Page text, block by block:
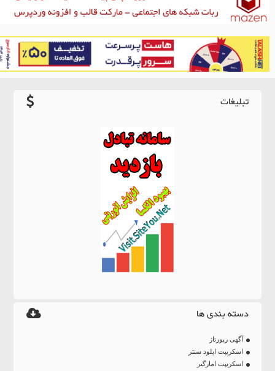
تبلیغات
دسته بندی ها
آگهی رپورتاژ
اسکریپت اپلود سنتر
اسکریپت امارگیر